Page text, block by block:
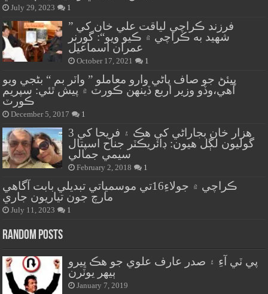
July 29, 2023 1
” فرزند ڪراچي لياقت علي خان کي
شهيد به ڪراچي ۾ ڪيو ويو“: گورنر
عمران اسماعيل
October 17, 2021 1
پيئڻ جو صاف پاڻي وارو معاملو ” واٽر بم “ بڻجي ويو
آهي،وڏو وزير اربع ڏينهن ڪورٽ ۾ پيش ٿئي: سپريم
ڪورٽ
December 5, 2017 1
هزار خان بجاراڻي کي هڪ ۽ فريحا کي 3
گوليون لڳل هيون: ڊائريڪٽر جناح اسپتال
سيمي جمالي
February 2, 2018 1
ڪراچي ۾ جولاءِ16تي موسمياتي تبديلي بابت آگاهي
مارچ جون تياريون جاري
July 11, 2023 1
Random Posts
پي ٽي آءِ ۽ صدر عارف علوي جو هڪ ڀيرو
ٻيهر يوٽرن
January 7, 2019